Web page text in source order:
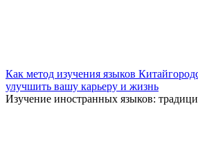
Как метод изучения языков
улучшить вашу карьеру и жизнь
Изучение иностранных языков: